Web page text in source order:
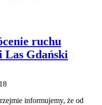
ruchu
Las Gdański
informujemy, że od